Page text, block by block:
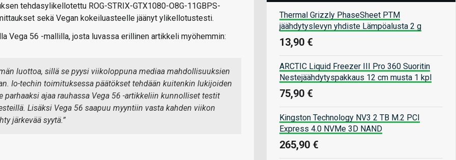
tehdasylikellotettu ROG-STRIX-GTX1080-O8G-11GBPS-
sekä Vegan kokeiluasteelle jäänyt ylikellotustesti.
Vega 56 -mallilla, josta luvassa erillinen artikkeli myöhemmin:
luottoa, sillä se pyysi viikoloppuna mediaa mahdollisuuksien
Io-techin toimituksessa päätökset tehdään kuitenkin lukijoiden
ajaa rauhassa Vega 56 -artikkeliin kunnolliset testit
Lisäksi Vega 56 saapuu myyntiin vasta kahden viikon
järkevää syytä.”
Thermal Grizzly PhaseSheet PTM
jäähdytyslevyn yhdiste Lämpöalusta 2 g
13,90 €
ARCTIC Liquid Freezer III Pro 360 Suoritin
Nestejäähdytyspakkaus 12 cm musta 1 kpl
75,90 €
Kingston Technology NV3 2 TB M.2 PCI
Express 4.0 NVMe 3D NAND
265,90 €